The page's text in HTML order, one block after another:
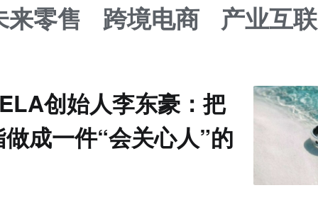
来零售 跨境电商 产业互
创始人李东豪：把
成一件“会关心人”的